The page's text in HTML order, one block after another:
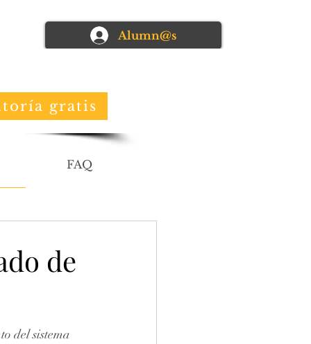
Alumn@s
gratis
FAQ
de
del sistema